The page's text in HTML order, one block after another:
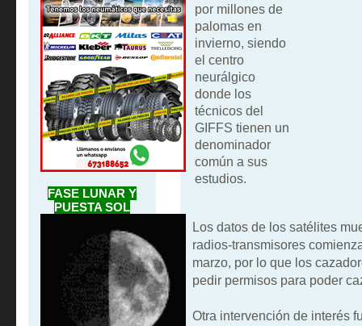
FASE LUNAR Y
PUESTA SOL
por millones de
palomas en
invierno, siendo
el centro
neurálgico
donde los
técnicos del
GIFFS tienen un
denominador
común a sus
estudios.
Los datos de los satélites
radios-transmisores
marzo, por lo que los
pedir permisos para poder
Otra intervención de interés